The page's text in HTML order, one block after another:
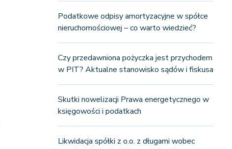
Podatkowe odpisy amortyzacyjne w spółce
nieruchomościowej – co warto wiedzieć?
Czy przedawniona pożyczka jest przychodem
w PIT? Aktualne stanowisko sądów i fiskusa
Skutki nowelizacji Prawa energetycznego w
księgowości i podatkach
Likwidacja spółki z o.o. z długami wobec